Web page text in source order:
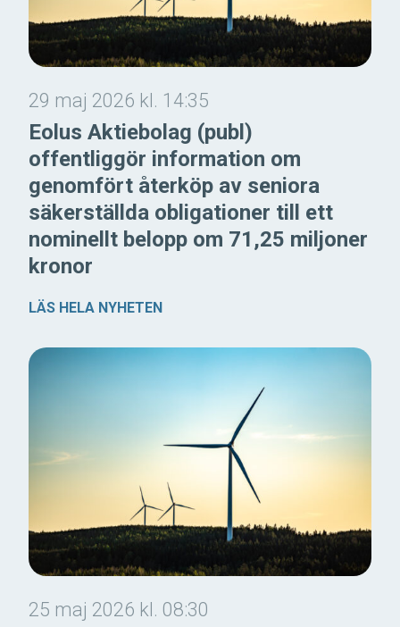
29 maj 2026 kl. 14:35
Eolus Aktiebolag (publ)
offentliggör information om
genomfört återköp av seniora
säkerställda obligationer till ett
nominellt belopp om 71,25 miljoner
kronor
LÄS HELA NYHETEN
25 maj 2026 kl. 08:30